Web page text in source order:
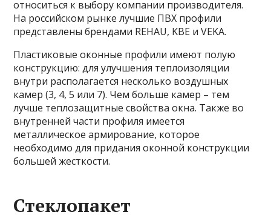
относиться к выбору компании производителя.
На российском рынке лучшие ПВХ профили
представлены брендами REHAU, KBE и VEKA.
Пластиковые оконные профили имеют полую
конструкцию: для улучшения теплоизоляции
внутри располагается несколько воздушных
камер (3, 4, 5 или 7). Чем больше камер – тем
лучше теплозащитные свойства окна. Также во
внутренней части профиля имеется
металлическое армирование, которое
необходимо для придания оконной конструкции
большей жесткости.
Стеклопакет